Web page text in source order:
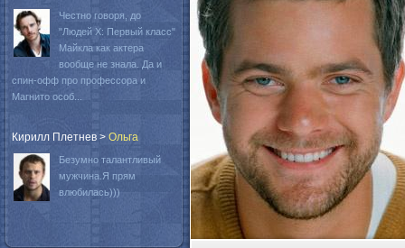
Честно говоря, до
"Людей Х: Первый класс"
Майкла как актера
вообще не знала. Да и
спин-офф про профессора и
Магнито особ...
Кирилл Плетнев > Oльга
Безумно талантливый
мужчина.Я прям
влюбилась)))